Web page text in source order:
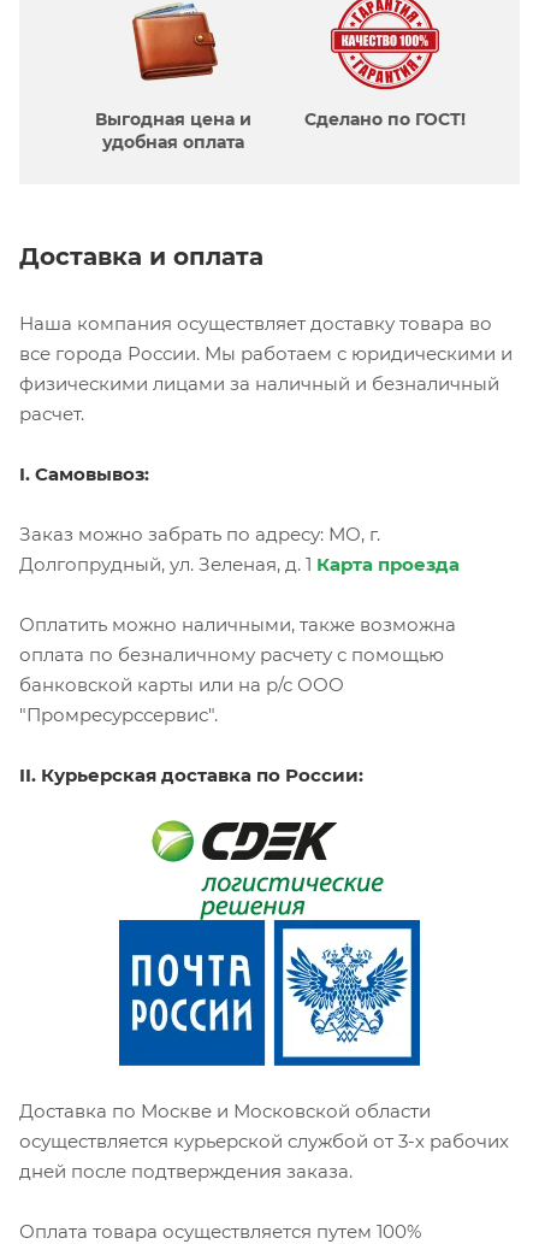
Выгодная цена и
удобная оплата
Сделано по ГОСТ!
Доставка и оплата
Наша компания осуществляет доставку товара во
все города России. Мы работаем с юридическими и
физическими лицами за наличный и безналичный
расчет.
I. Самовывоз:
Заказ можно забрать по адресу: МО, г.
Долгопрудный, ул. Зеленая, д. 1 Карта проезда
Оплатить можно наличными, также возможна
оплата по безналичному расчету с помощью
банковской карты или на р/с ООО
"Промресурссервис".
II. Курьерская доставка по России:
Доставка по Москве и Московской области
осуществляется курьерской службой от 3-х рабочих
дней после подтверждения заказа.
Оплата товара осуществляется путем 100%